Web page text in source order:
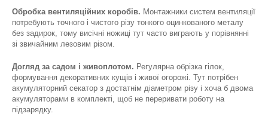
Обробка вентиляційних коробів. Монтажники систем вентиляції
потребують точного і чистого різу тонкого оцинкованого металу
без задирок, тому висічні ножиці тут часто виграють у порівнянні
зі звичайним лезовим різом.
Догляд за садом і живоплотом. Регулярна обрізка гілок,
формування декоративних кущів і живої огорожі. Тут потрібен
акумуляторний секатор з достатнім діаметром різу і хоча б двома
акумуляторами в комплекті, щоб не переривати роботу на
підзарядку.